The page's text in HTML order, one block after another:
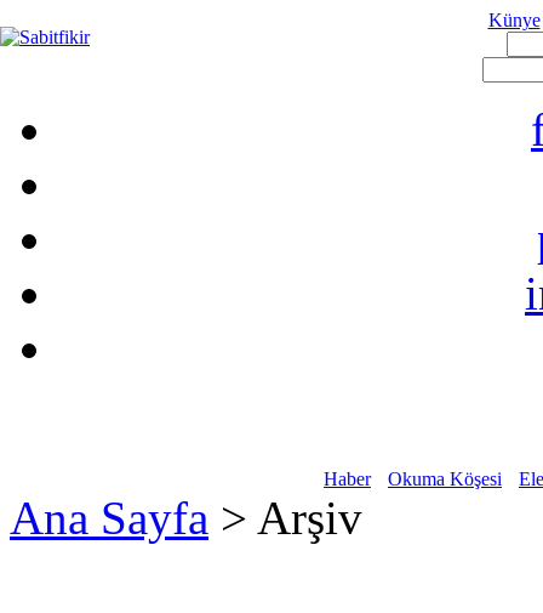
Künye
Haber Okuma Köşesi
Ana Sayfa > Arşiv